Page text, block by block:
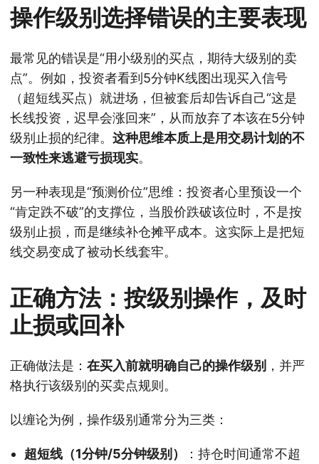
操作级别选择错误的主要表现
最常见的错误是“用小级别的买点，期待大级别的卖
点”。例如，投资者看到5分钟K线图出现买入信号
（超短线买点）就进场，但被套后却告诉自己“这是
长线投资，迟早会涨回来”，从而放弃了本该在5分钟
级别止损的纪律。 这种思维本质上是用交易计划的不
一致性来逃避亏损现实。
另一种表现是“预测价位”思维：投资者心里预设一个
“肯定跌不破”的支撑位，当股价跌破该位时，不是按
级别止损，而是继续补仓摊平成本。这实际上是把短
线交易变成了被动长线套牢。
正确方法：按级别操作，及时
止损或回补
正确做法是： 在买入前就明确自己的操作级别 ，并严
格执行该级别的买卖点规则。
以缠论为例，操作级别通常分为三类：
超短线（1分钟/5分钟级别）
：持仓时间通常不超